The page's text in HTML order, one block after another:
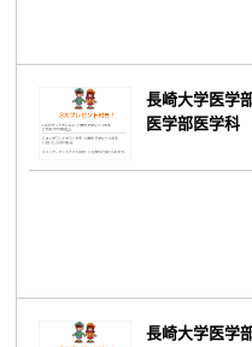
長崎大学医学
医学部医学科
長崎大学医学